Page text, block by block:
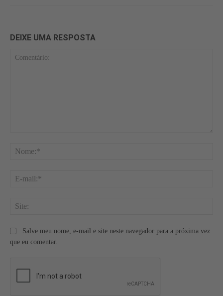
DEIXE UMA RESPOSTA
Salve meu nome, e-mail e site neste navegador para a próxima vez
que eu comentar.